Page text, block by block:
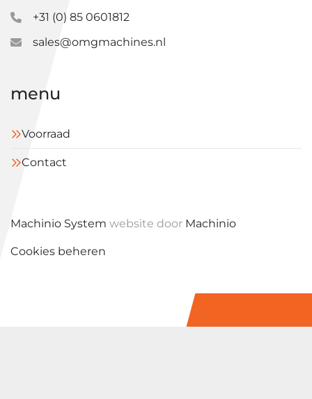
+31 (0) 85 0601812
sales@omgmachines.nl
menu
Voorraad
Contact
Machinio System website door Machinio
Cookies beheren